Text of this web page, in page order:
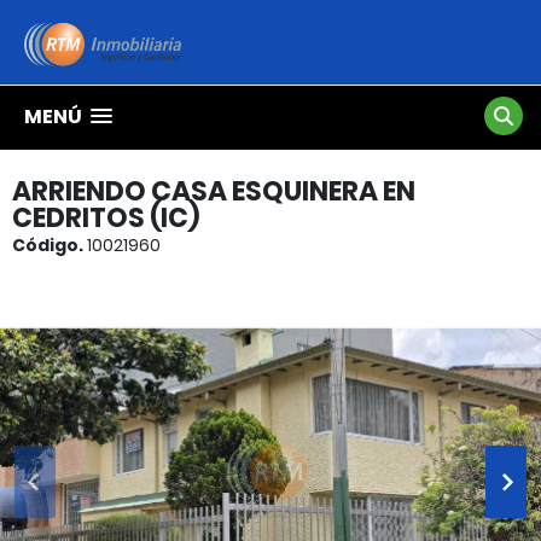
MENÚ
ARRIENDO CASA ESQUINERA EN
CEDRITOS (IC)
Código.10021960